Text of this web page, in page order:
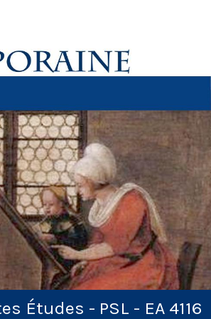
Études - PSL - EA 4116